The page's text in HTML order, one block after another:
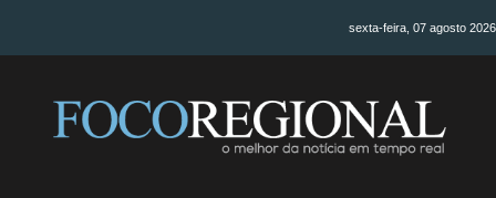
sexta-feira, 07 agosto 2026